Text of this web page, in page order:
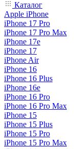
Каталог
Apple iPhone
iPhone 17 Pro
iPhone 17 Pro Max
iPhone 17e
iPhone 17
iPhone Air
iPhone 16
iPhone 16 Plus
iPhone 16e
iPhone 16 Pro
iPhone 16 Pro Max
iPhone 15
iPhone 15 Plus
iPhone 15 Pro
iPhone 15 Pro Max